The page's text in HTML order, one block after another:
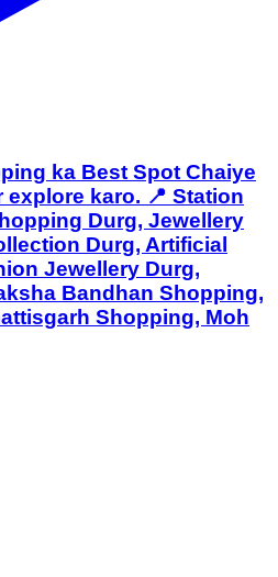
ka Best Spot Chaiye
explore karo. 📍 Station
Durg, Jewellery
Durg, Artificial
Jewellery Durg,
Bandhan Shopping,
Shopping, Moh